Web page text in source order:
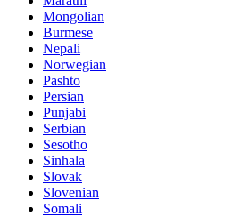
Mongolian
Burmese
Nepali
Norwegian
Pashto
Persian
Punjabi
Serbian
Sesotho
Sinhala
Slovak
Slovenian
Somali